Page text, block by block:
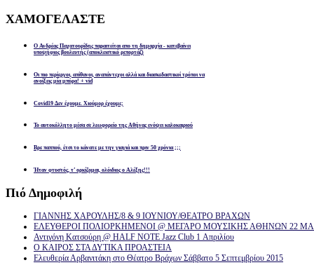
ΧΑΜΟΓΕΛΑΣΤΕ
Ο Ανδρέας Παχατουρίδης παραιτείται απο τη δημαρχία - κατεβαίνει
υποψήφιος βουλευτής (αποκλειστικό ρεπορτάζ)
Οι πιο περίεργοι, απίθανοι, αναπάντεχοι αλλά και διασκεδαστικοί τρόποι να
ανοίξεις μία μπύρα! + vid
Covid19 Δεν έχουμε. Χιούμορ έχουμε;
Το αυτοκόλλητο μέσα σε λεωφορείο της Αθήνας ενόψει καλοκαιριού
Βρε παππού, έτσι το κάνατε με την γιαγιά και πριν 50 χρόνια ;;;
Ήταν φτυστός, τ’ ορκίζομαι, ολόιδιος ο Αλέξης!!!
Πιό Δημοφιλή
ΓΙΑΝΝΗΣ ΧΑΡΟΥΛΗΣ/8 & 9 ΙΟΥΝΙΟΥ/ΘΕΑΤΡΟ ΒΡΑΧΩΝ
ΕΛΕΥΘΕΡΟΙ ΠΟΛΙΟΡΚΗΜΕΝΟΙ @ ΜΕΓΑΡΟ ΜΟΥΣΙΚΗΣ ΑΘΗΝΩΝ 22
Αντιγόνη Κατσούρη @ HALF NOTE Jazz Club 1 Απριλίου
Ο ΚΑΙΡΟΣ ΣΤΑ ΔΥΤΙΚΑ ΠΡΟΑΣΤΕΙΑ
Ελευθερία Αρβανιτάκη στο Θέατρο Βράχων Σάββατο 5 Σεπτεμβρίου 2015